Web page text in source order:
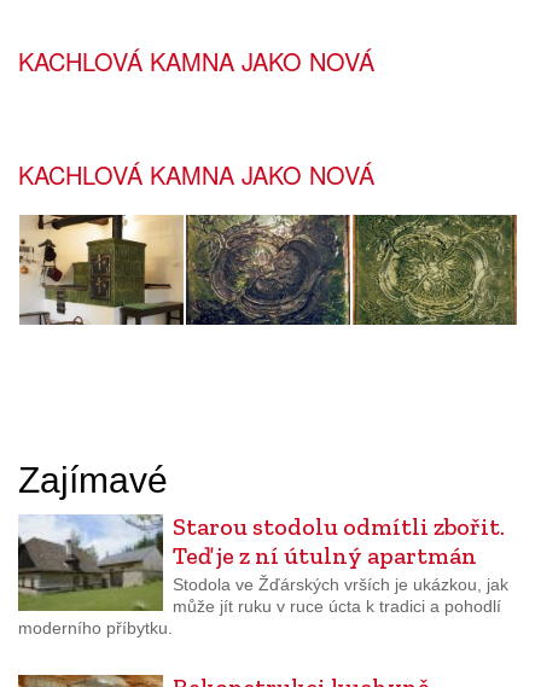
KACHLOVÁ KAMNA JAKO NOVÁ
KACHLOVÁ KAMNA JAKO NOVÁ
Zajímavé
Starou stodolu odmítli zbořit.
Teď je z ní útulný apartmán
Stodola ve Žďárských vrších je ukázkou, jak
může jít ruku v ruce úcta k tradici a pohodlí
moderního příbytku.